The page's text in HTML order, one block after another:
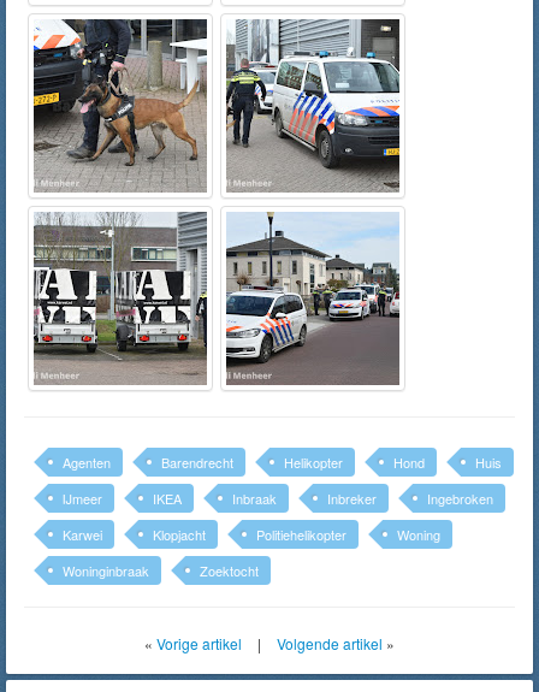
Agenten Barendrecht Helikopter Hond
Huis
IJmeer
IKEA Inbraak Inbreker
Ingebroken
Karwei
Klopjacht Politiehelikopter
Woning
Woninginbraak
Zoektocht
« Vorige artikel | Volgende artikel »